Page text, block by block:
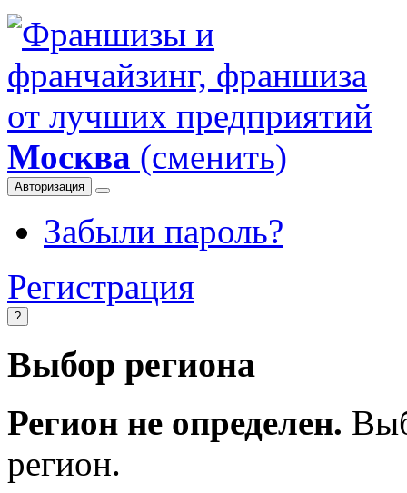
Москва (сменить)
Авторизация
Забыли пароль?
Регистрация
?
Выбор региона
Регион не определен.
регион.